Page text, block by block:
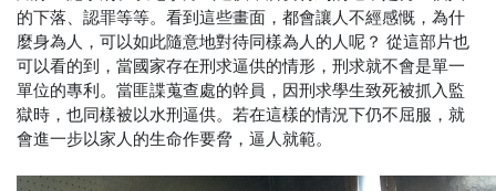
的下落、認罪等等。看到這些畫面，都會讓人不經感慨，為什
麼身為人，可以如此隨意地對待同樣為人的人呢？ 從這部片也
可以看的到，當國家存在刑求逼供的情形，刑求就不會是單一
單位的專利。當匪諜蒐查處的幹員，因刑求學生致死被抓入監
獄時，也同樣被以水刑逼供。若在這樣的情況下仍不屈服，就
會進一步以家人的生命作要脅，逼人就範。